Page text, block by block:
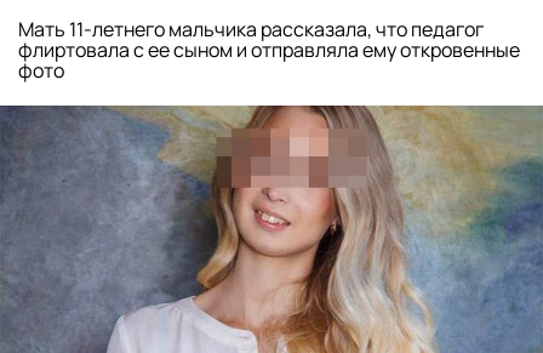
Мать 11-летнего мальчика рассказала, что педагог
флиртовала с ее сыном и отправляла ему откровенные
фото